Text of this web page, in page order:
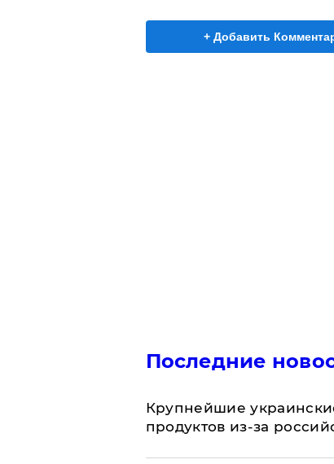
+ Добавить
Последние
Крупнейшие
продуктов из-за